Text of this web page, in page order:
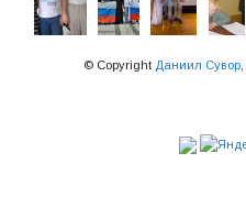
© Copyright Даниил Сувор